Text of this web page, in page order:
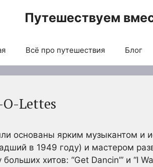
Путешествуем
Всё про путешествия Блог
O-Lettes
основаны ярким музыкантом и
в 1949 году) и мастером
хитов: “Get Dancin’” и “I